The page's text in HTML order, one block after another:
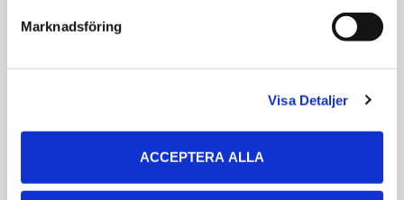
Marknadsföring
Visa Detaljer
ACCEPTERA ALLA
Förbättrar rörligheten
och lugnar smärtande
Svenska
LedMax+
För ledsjukdomar och